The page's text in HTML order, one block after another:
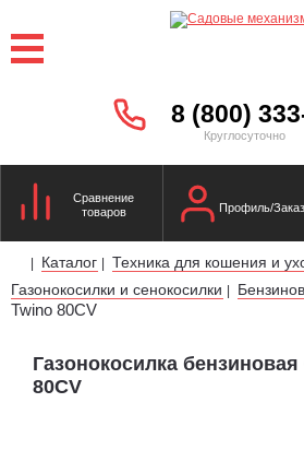
8 (800)
Круглосуточно
Сравнение
товаров
Профиль/
| Каталог | Техника для кошения и
Газонокосилки и сенокосилки |
Twino 80CV
Газонокосилка
80CV